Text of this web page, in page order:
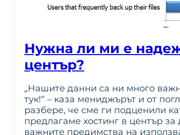
Нужна ли ми е
център?
„Нашите данни са ни много
тук!“ – каза мениджърът и от
разбере, че сме ги подценили
предлагаме хостинг в център
важните предимства на